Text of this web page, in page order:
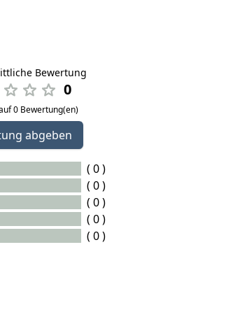
Bewertung
0
0 Bewertung(en)
abgeben
( 0 )
( 0 )
( 0 )
( 0 )
( 0 )